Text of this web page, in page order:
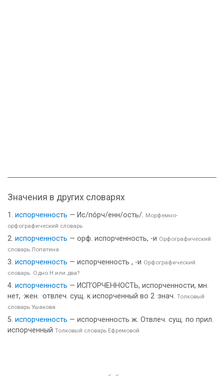
Значения в других словарях
испорченность — Ис/по́рч/енн/ость/. Морфемно-
орфографический словарь
испорченность — орф. испорченность, -и Орфографический
словарь Лопатина
испорченность — испорченность , -и Орфографический
словарь. Одно Н или два?
испорченность — ИСП’ОРЧЕННОСТЬ, испорченности, мн.
нет, ·жен. ·отвлеч. сущ. к испорченный во 2 ·знач. Толковый
словарь Ушакова
испорченность — испорченность ж. Отвлеч. сущ. по прил.
испорченный Толковый словарь Ефремовой